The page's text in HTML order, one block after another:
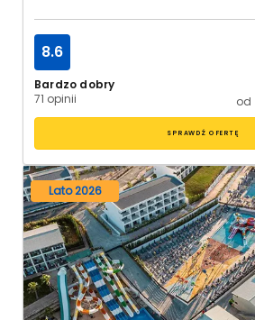
Bardzo dobry
71 opinii
8.6
od
SPRAWDŹ OFERTĘ
Lato 2026